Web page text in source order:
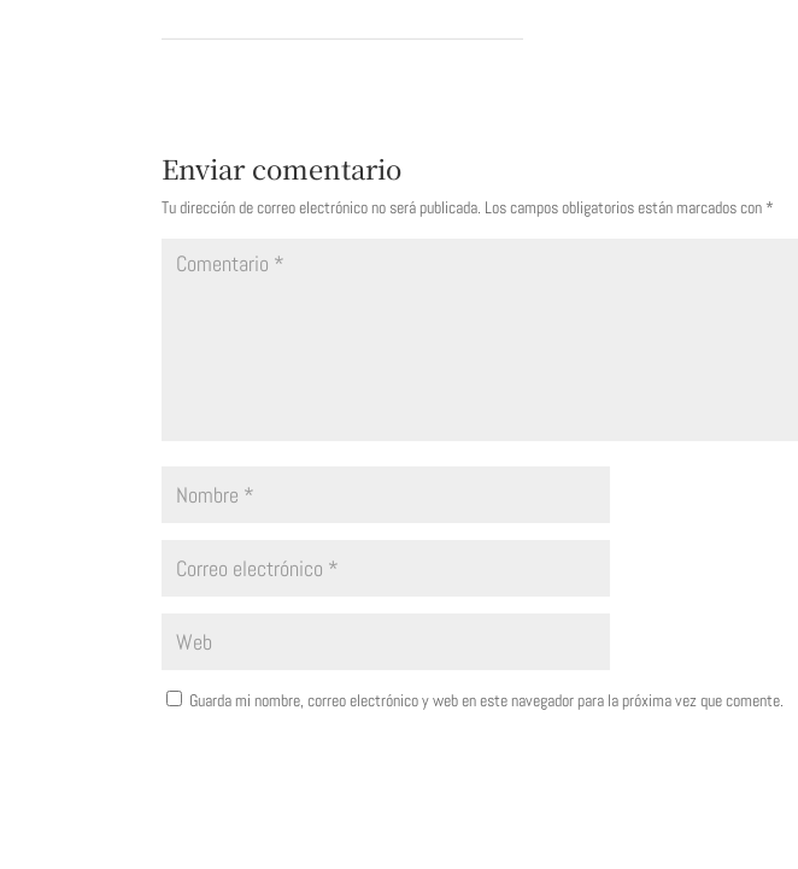
Enviar comentario
Tu dirección de correo electrónico no será publicada. Los campos obligatorios están marcados con *
Guarda mi nombre, correo electrónico y web en este navegador para la próxima vez que comente.